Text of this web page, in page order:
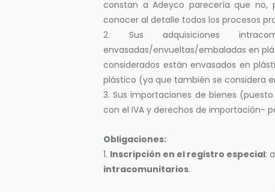
constan a Adeyco parecería que no,
conocer al detalle todos los procesos
2. Sus adquisiciones
envasadas/envueltas/embaladas en
considerados están envasados en
plástico (ya que también se considera
3. Sus importaciones de bienes
con el IVA y derechos de importación-
Obligaciones:
1. Inscripción en el registro especial:
intracomunitarios.